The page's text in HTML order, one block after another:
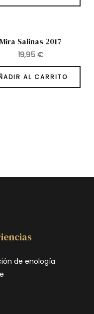
Mira Salinas 2017
19,95 €
AL CARRITO
de enología